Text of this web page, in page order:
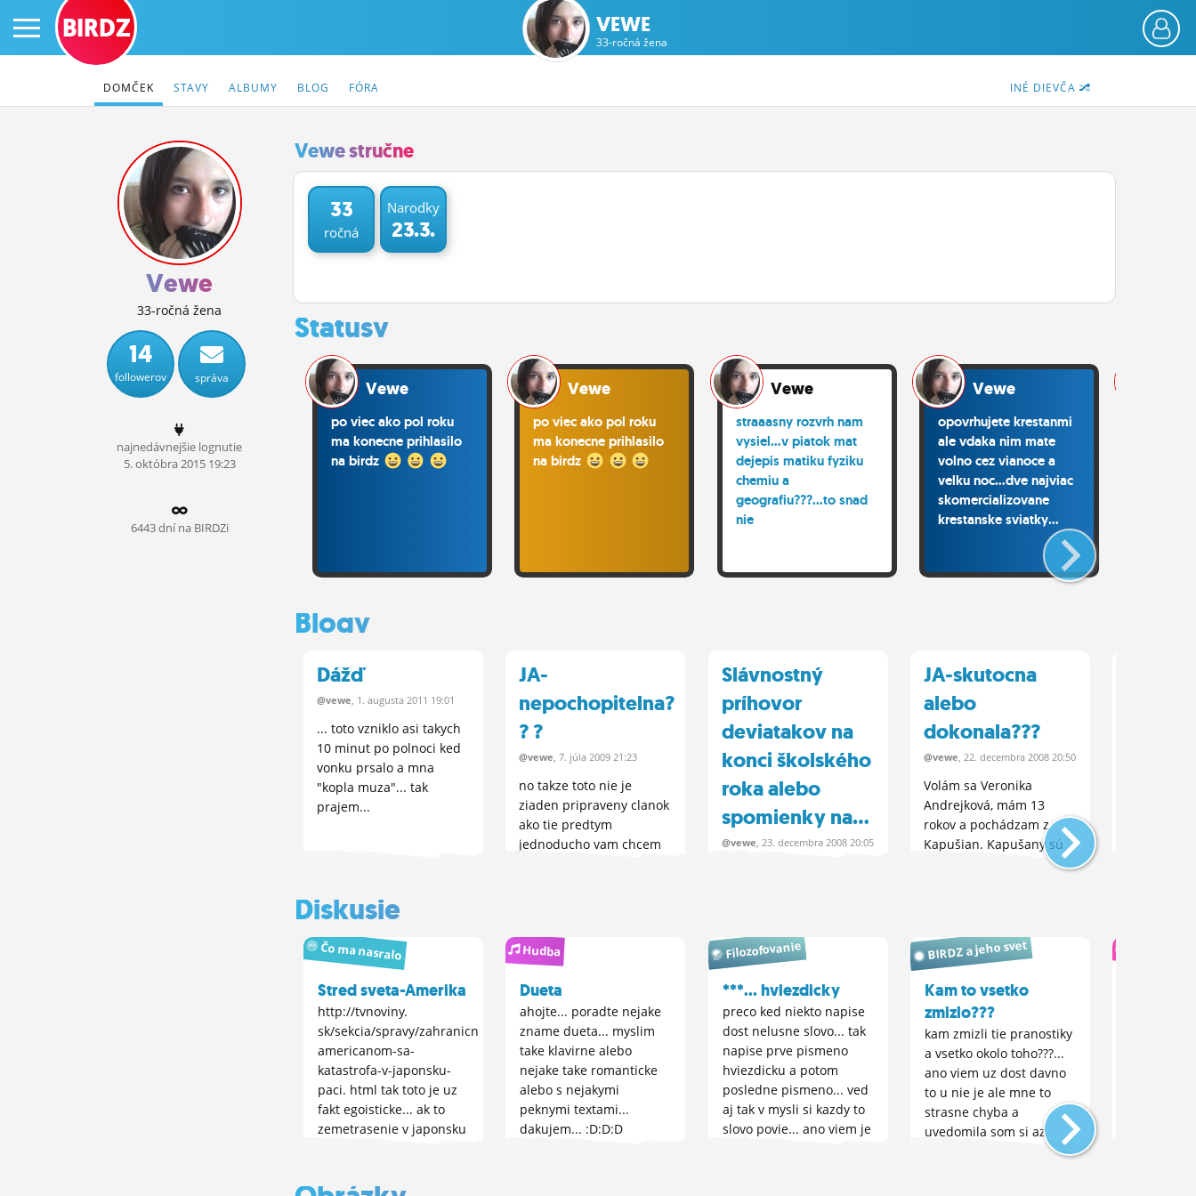
PRIHLÁS SA
ČINŽIAK
STATUSY
BLOGY
OBRÁZKY
MÔJ PROFIL
ROLETA
BIRDZ VEWE
33-ročná žena
INÉ DIEVČA
DOMČEK STAVY ALBUMY BLOG FÓRA
Vewe
33-ročná žena
14
followerov správa
najnedávnejšie lognutie
5.októbra2015 19:23
6443 dní na BIRDZi
Vewe stručne
33
ročná
Narodky
23.3.
Statusy
Vewe
po viec ako pol roku
ma konecne prihlasilo
na birdz
Vewe
po viec ako pol roku
ma konecne prihlasilo
na birdz
Vewe
straaasny rozvrh nam
vysiel...v piatok mat
dejepis matiku fyziku
chemiu a
geografiu???...to snad
nie
Vewe
opovrhujete krestanmi
ale vdaka nim mate
volno cez vianoce a
velku noc...dve najviac
skomercializovane
krestanske sviatky...
Blogy
Dážď
@vewe , 1.augusta 2011 19:01
... toto vzniklo asi takych
10 minut po polnoci ked
vonku prsalo a mna
"kopla muza"... tak
prajem...
JA-
nepochopitelna?
? ?
@vewe , 7. júla 2009 21:23
no takze toto nie je
ziaden pripraveny clanok
ako tie predtym
jednoducho vam chcem
Slávnostný
príhovor
deviatakov na
konci školského
roka alebo
spomienky na...
@vewe , 23. decembra2008 20:05
JA-skutocna
alebo
dokonala???
@vewe , 22. decembra2008 20:50
Volám sa Veronika
Andrejková, mám 13
rokov a pochádzam z
Kapušian. Kapušany sú
pomerne veľká obec....
Diskusie
Čo ma nasralo
Stred sveta-Amerika
http://tvnoviny.
sk/sekcia/spravy/zahranicne/bezcitnym-
americanom-sa-
katastrofa-v-japonsku-
paci. html tak toto je uz
fakt egoisticke... ak to
zemetrasenie v japonsku
Harbor tak chcem vidiet
Hudba
Dueta
ahojte... poradte nejake
zname dueta... myslim
take klavirne alebo
nejake take romanticke
alebo s nejakymi
peknymi textami...
dakujem... :D:D:D
Filozofovanie
***... hviezdicky
preco ked niekto napise
dost nelusne slovo... tak
napise prve pismeno
hviezdicku a potom
posledne pismeno... ved
aj tak v mysli si kazdy to
slovo povie... ano viem je
BIRDZ a jeho svet
Kam to vsetko
zmizlo???
kam zmizli tie pranostiky
a vsetko okolo toho???...
ano viem uz dost davno
to u nie je ale mne to
strasne chyba a
uvedomila som si az